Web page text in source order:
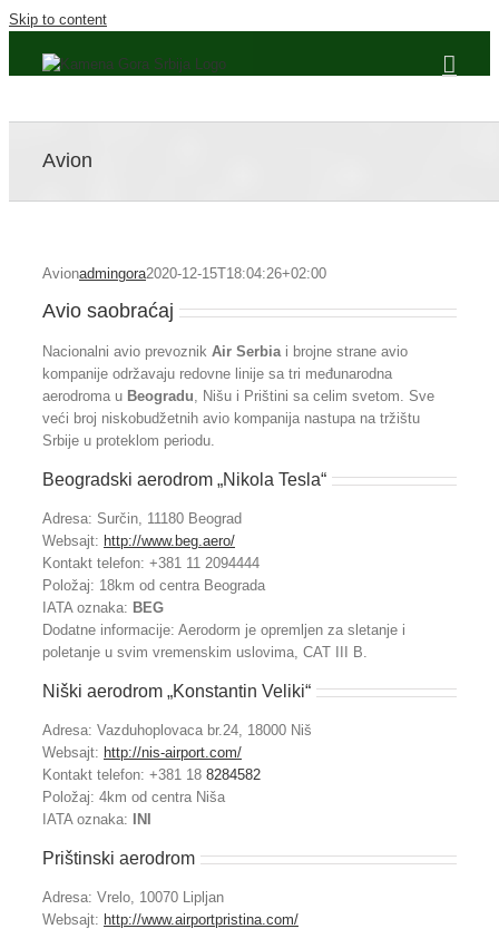
Skip to content
Avion
Avionadmingora2020-12-15T18:04:26+02:00
Avio saobraćaj
Nacionalni avio prevoznik Air Serbiai brojne strane avio
kompanije održavaju redovne linije sa tri međunarodna
aerodroma u Beogradu, Nišu i Prištini sa celim svetom. Sve
veći broj niskobudžetnih avio kompanija nastupa na tržištu
Srbije u proteklom periodu.
Beogradski aerodrom „Nikola Tesla“
Adresa: Surčin, 11180 Beograd
Websajt: http://www.beg.aero/
Kontakt telefon: +381 11 2094444
Položaj: 18km od centra Beograda
IATA oznaka: BEG
Dodatne informacije: Aerodorm je opremljen za sletanje i
poletanje u svim vremenskim uslovima, CAT III B.
Niški aerodrom „Konstantin Veliki“
Adresa: Vazduhoplovaca br.24, 18000 Niš
Websajt: http://nis-airport.com/
Kontakt telefon: +381 18 8284582
Položaj: 4km od centra Niša
IATA oznaka:
INI
Prištinski aerodrom
Adresa: Vrelo, 10070 Lipljan
Websajt: http://www.airportpristina.com/